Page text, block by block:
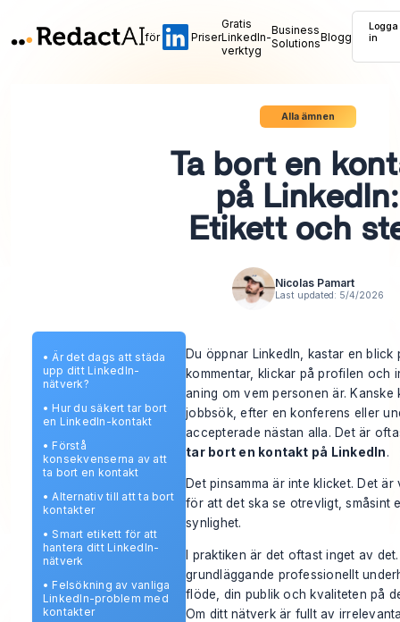
för Priser
Gratis
LinkedIn-
verktyg
Business
SolutionsBlogg
Logga
in
Alla ämnen
Ta bort en
på LinkedIn:
Etikett och
Nicolas Pamart
Last updated: 5/4/2026
•Är det dags att städa
upp ditt LinkedIn-
nätverk?
• Hur du säkert tar bort
en LinkedIn-kontakt
• Förstå
konsekvenserna av att
ta bort en kontakt
•Alternativ till att ta bort
kontakter
•Smart etikett för att
hantera ditt LinkedIn-
nätverk
• Felsökning av vanliga
LinkedIn-problem med
kontakter
Du öppnar LinkedIn, kastar en
kommentar, klickar på profilen och
aning om vem personen är.
jobbsök, efter en konferens eller
accepterade nästan alla. Det är
tar bort en kontakt på LinkedIn.
Det pinsamma är inte klicket. Det
för att det ska se otrevligt, småsint
synlighet.
I praktiken är det oftast inget av
grundläggande professionellt
flöde, din publik och kvaliteten på
Om ditt nätverk är fullt av